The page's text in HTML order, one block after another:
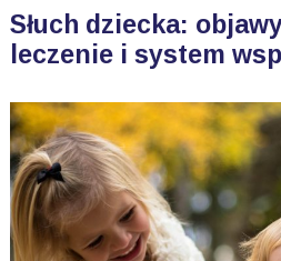
Słuch dziecka:
leczenie i system